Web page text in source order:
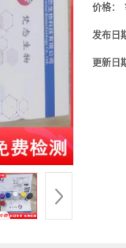
价格：
发布日
更新日